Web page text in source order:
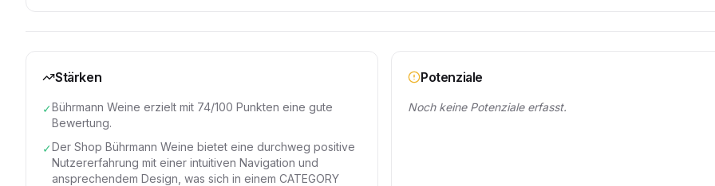
Stärken
✓Bührmann Weine erzielt mit 74/100 Punkten eine gute
Bewertung.
✓Der Shop Bührmann Weine bietet eine durchweg positive
Nutzererfahrung mit einer intuitiven Navigation und
ansprechendem Design, was sich in einem CATEGORY
Potenziale
Noch keine Potenziale erfasst.